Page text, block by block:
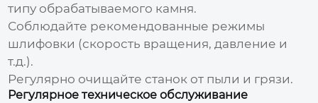
типу обрабатываемого камня.
Соблюдайте рекомендованные режимы
шлифовки (скорость вращения, давление и
т.д.).
Регулярно очищайте станок от пыли и грязи.
Регулярное техническое обслуживание